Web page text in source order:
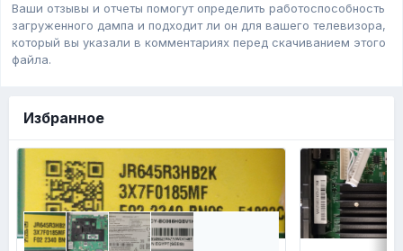
Ваши отзывы и отчеты помогут определить работоспособность
загруженного дампa и подходит ли он для вашего телевизора,
который вы указали в комментариях перед скачиванием этого
файла.
Избранное